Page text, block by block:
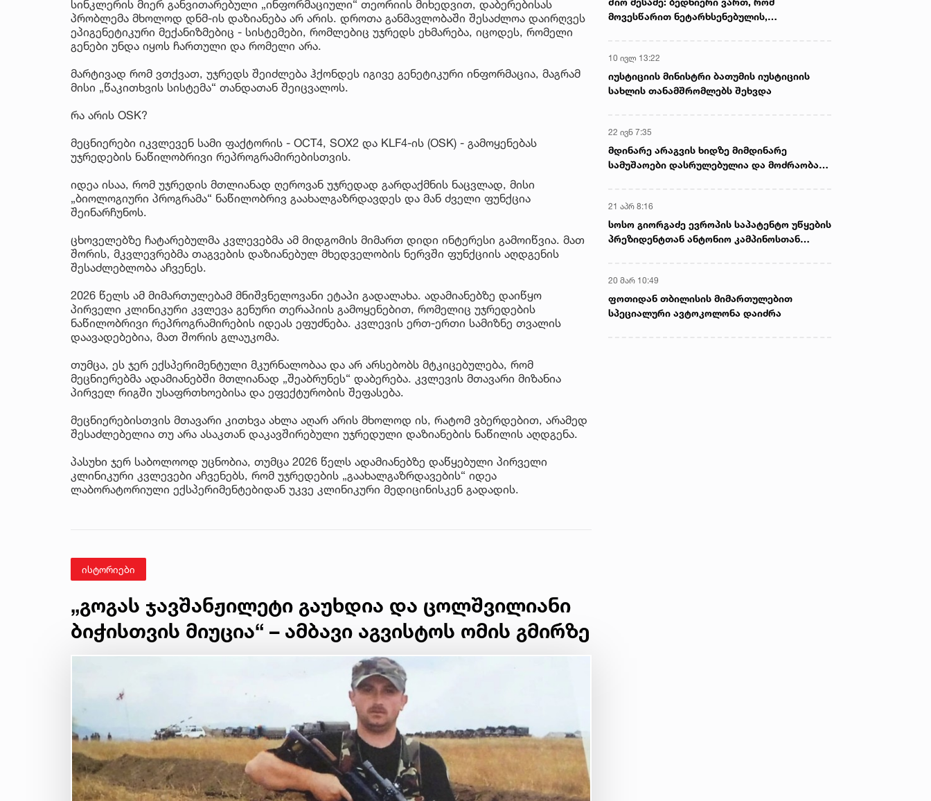
სინკლერის მიერ განვითარებული „ინფორმაციული“ თეორიის მიხედვით, დაბერებისას
პრობლემა მხოლოდ დნმ-ის დაზიანება არ არის. დროთა განმავლობაში შესაძლოა დაირღვეს
ეპიგენეტიკური მექანიზმებიც - სისტემები, რომლებიც უჯრედს ეხმარება, იცოდეს, რომელი
გენები უნდა იყოს ჩართული და რომელი არა.
მარტივად რომ ვთქვათ, უჯრედს შეიძლება ჰქონდეს იგივე გენეტიკური ინფორმაცია, მაგრამ
მისი „წაკითხვის სისტემა“ თანდათან შეიცვალოს.
რა არის OSK?
მეცნიერები იკვლევენ სამი ფაქტორის - OCT4, SOX2 და KLF4-ის (OSK) - გამოყენებას
უჯრედების ნაწილობრივი რეპროგრამირებისთვის.
იდეა ისაა, რომ უჯრედის მთლიანად ღეროვან უჯრედად გარდაქმნის ნაცვლად, მისი
„ბიოლოგიური პროგრამა“ ნაწილობრივ გაახალგაზრდავდეს და მან ძველი ფუნქცია
შეინარჩუნოს.
ცხოველებზე ჩატარებულმა კვლევებმა ამ მიდგომის მიმართ დიდი ინტერესი გამოიწვია. მათ
შორის, მკვლევრებმა თაგვების დაზიანებულ მხედველობის ნერვში ფუნქციის აღდგენის
შესაძლებლობა აჩვენეს.
2026 წელს ამ მიმართულებამ მნიშვნელოვანი ეტაპი გადალახა. ადამიანებზე დაიწყო
პირველი კლინიკური კვლევა გენური თერაპიის გამოყენებით, რომელიც უჯრედების
ნაწილობრივი რეპროგრამირების იდეას ეფუძნება. კვლევის ერთ-ერთი სამიზნე თვალის
დაავადებებია, მათ შორის გლაუკომა.
თუმცა, ეს ჯერ ექსპერიმენტული მკურნალობაა და არ არსებობს მტკიცებულება, რომ
მეცნიერებმა ადამიანებში მთლიანად „შეაბრუნეს“ დაბერება. კვლევის მთავარი მიზანია
პირველ რიგში უსაფრთხოებისა და ეფექტურობის შეფასება.
მეცნიერებისთვის მთავარი კითხვა ახლა აღარ არის მხოლოდ ის, რატომ ვბერდებით, არამედ
შესაძლებელია თუ არა ასაკთან დაკავშირებული უჯრედული დაზიანების ნაწილის აღდგენა.
პასუხი ჯერ საბოლოოდ უცნობია, თუმცა 2026 წელს ადამიანებზე დაწყებული პირველი
კლინიკური კვლევები აჩვენებს, რომ უჯრედების „გაახალგაზრდავების“ იდეა
ლაბორატორიული ექსპერიმენტებიდან უკვე კლინიკური მედიცინისკენ გადადის.
ისტორიები
„გოგას ჯავშანჟილეტი გაუხდია და ცოლშვილიანი
ბიჭისთვის მიუცია“ – ამბავი აგვისტოს ომის გმირზე
მოვესწარით ნეტარხსენებულის,
10 ივლ 13:22
იუსტიციის მინისტრი ბათუმის იუსტიციის
სახლის თანამშრომლებს შეხვდა
22 ივნ 7:35
მდინარე არაგვის ხიდზე მიმდინარე
სამუშაოები დასრულებულია და მოძრაობა
21 აპრ 8:16
სოსო გიორგაძე ევროპის საპატენტო უწყების
პრეზიდენტთან ანტონიო კამპინოსთან
20 მარ 10:49
ფოთიდან თბილისის მიმართულებით
სპეციალური ავტოკოლონა დაიძრა